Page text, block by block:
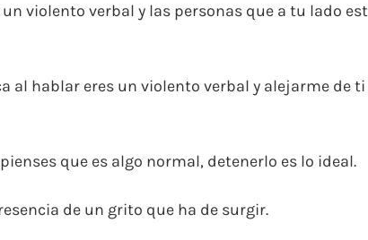
violento verbal y las personas que a tu lado
al hablar eres un violento verbal y alejarme de ti
que es algo normal, detenerlo es lo ideal.
de un grito que ha de surgir.